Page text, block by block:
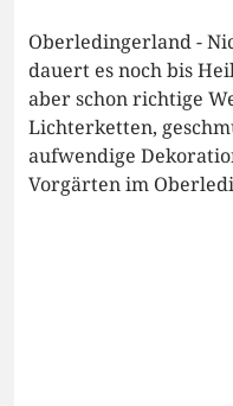
Oberledingerland -
dauert es noch bis
aber schon richtige
Lichterketten,
aufwendige
Vorgärten im